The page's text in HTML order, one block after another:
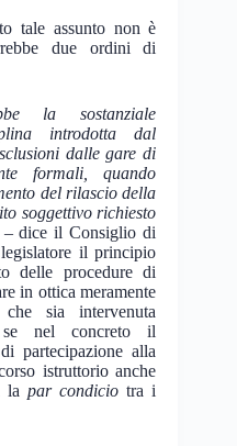
tale assunto non è
due ordini di
la sostanziale
introdotta dal
dalle gare di
formali, quando
del rilascio della
soggettivo richiesto
dice il Consiglio di
il principio
delle procedure di
in ottica meramente
sia intervenuta
se nel concreto il
partecipazione alla
istruttorio anche
lapar condicio tra i